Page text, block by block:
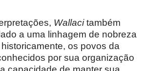
Wallacitambém
a uma linhagem de nobreza
os povos da
por sua organização